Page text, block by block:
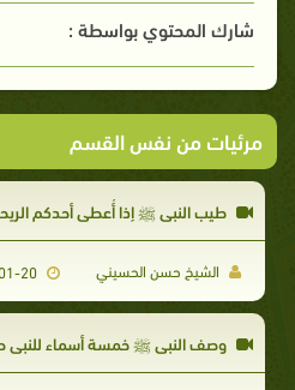
شارك المحتوي بواسطة :
مرئيات من نفس القسم
طيب النبي ﷺ إذا أُعطي أحدكم
الشيخ حسن الحسيني 2021-01-20
وصف النبي ﷺ خمسة أسماء للنبي